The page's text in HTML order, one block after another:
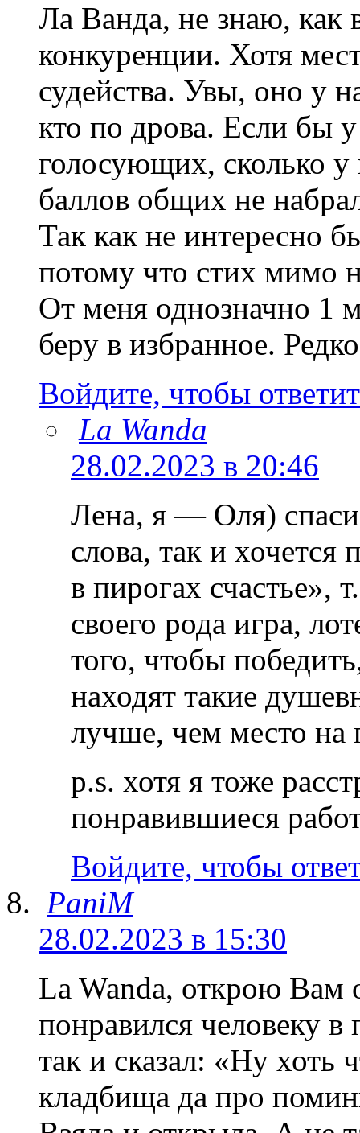
Ла Ванда, не знаю, как
конкуренции. Хотя
судейства. Увы, оно у
кто по дрова. Если бы
голосующих, сколько
баллов общих не
Так как не интересно
потому что стих мимо
От меня однозначно 1
беру в избранное.
Войдите, чтобы
La Wanda
28.02.2023 в 20:46
Лена, я — Оля)
слова, так и
в пирогах счастье»,
своего рода игра,
того, чтобы
находят такие
лучше, чем место на
p.s. хотя я тоже
понравившиеся
Войдите, чтобы
PaniM
28.02.2023 в 15:30
La Wanda, открою Вам
понравился человеку
так и сказал: «Ну хоть
кладбища да про